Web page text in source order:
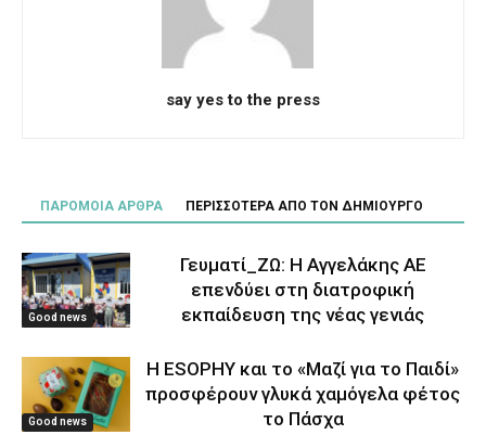
say yes to the press
ΠΑΡΟΜΟΙΑ ΑΡΘΡΑ ΠΕΡΙΣΣΟΤΕΡΑ ΑΠΟ ΤΟΝ ΔΗΜΙΟΥΡΓΟ
Good news
Γευματί_ΖΩ: Η Αγγελάκης ΑΕ
επενδύει στη διατροφική
εκπαίδευση της νέας γενιάς
Good news
Η ESOPHY και το «Μαζί για το Παιδί»
προσφέρουν γλυκά χαμόγελα φέτος
το Πάσχα